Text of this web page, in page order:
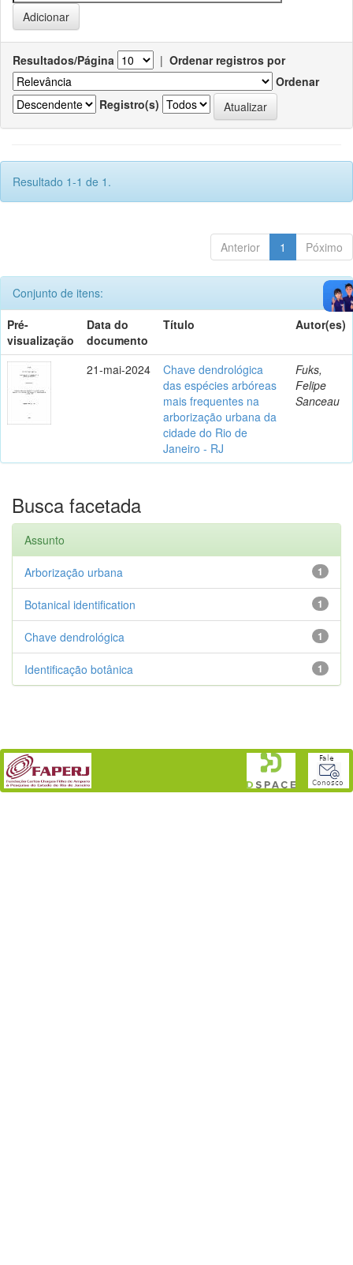
Resultados/Página | Ordenar registros por
Ordenar
Registro(s)
Resultado 1-1 de 1.
Anterior 1 Póximo
Conjunto de itens:
Pré-
visualização
Data do
documento
Título Autor(es)
21-mai-2024
Chave dendrológica
das espécies arbóreas
mais frequentes na
arborização urbana da
cidade do Rio de
Janeiro - RJ
Fuks,
Felipe
Sanceau
Busca facetada
Assunto
1
Arborização urbana
1
Botanical identification
1
Chave dendrológica
1
Identificação botânica